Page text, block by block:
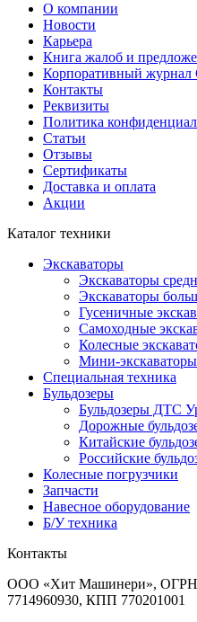
О компании
Новости
Карьера
Книга жалоб и
Корпоративный журнал
Контакты
Реквизиты
Политика
Статьи
Отзывы
Сертификаты
Доставка и оплата
Акции
Каталог техники
Экскаваторы
Экскаваторы
Экскаваторы
Гусеничные
Самоходные
Колесные
Мини-экскаваторы
Специальная техника
Бульдозеры
Бульдозеры ДТС
Дорожные
Китайские
Российские
Колесные погрузчики
Запчасти
Навесное оборудование
Б/У техника
Контакты
ООО «Хит Машинери», ОГРН
7714960930, КПП 770201001